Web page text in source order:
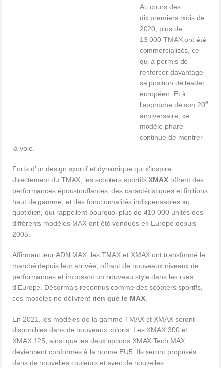
Au cours des
dix premiers mois de
2020, plus de
13 000 TMAX ont été
commercialisés, ce
qui a permis de
renforcer davantage
sa position de leader
européen. Et à
l’approche de son 20e
anniversaire, ce
modèle phare
continue de montrer
la voie.
Forts d’un design sportif et dynamique qui s’inspire
directement du TMAX, les scooters sportifsXMAX offrent des
performances époustouflantes, des caractéristiques et finitions
haut de gamme, et des fonctionnalités indispensables au
quotidien, qui rappellent pourquoi plus de 410 000 unités des
différents modèles MAX ont été vendues en Europe depuis
2005.
Affirmant leur ADN MAX, les TMAX et XMAX ont transformé le
marché depuis leur arrivée, offrant de nouveaux niveaux de
performances et imposant un nouveau style dans les rues
d’Europe. Désormais reconnus comme des scooters sportifs,
ces modèles ne délivrent rien que le MAX
En 2021, les modèles de la gamme TMAX et XMAX seront
disponibles dans de nouveaux coloris. Les XMAX 300 et
XMAX 125, ainsi que les deux options XMAX Tech MAX,
deviennent conformes à la norme EU5. Ils seront proposés
dans de nouvelles couleurs et avec de nouvelles